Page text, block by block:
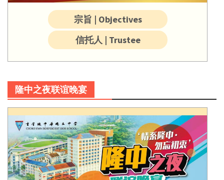
宗旨 | Objectives
信托人 | Trustee
隆中之夜联谊晚宴